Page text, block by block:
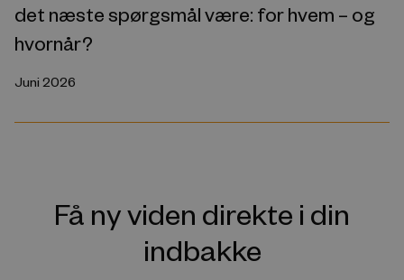
det næste spørgsmål være: for hvem – og
hvornår?
Juni 2026
Få ny viden direkte i din
indbakke